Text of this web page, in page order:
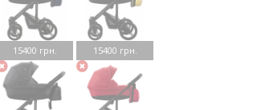
15400 грн. 15400 грн.